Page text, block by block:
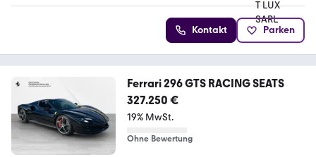
Kontakt Parken
Ferrari 296 GTS RACING SEATS
327.250 €
19% MwSt.
Ohne Bewertung